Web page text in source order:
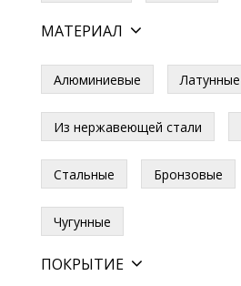
МАТЕРИАЛ
Алюминиевые Латунные
Из нержавеющей стали
Стальные Бронзовые
Чугунные
ПОКРЫТИЕ